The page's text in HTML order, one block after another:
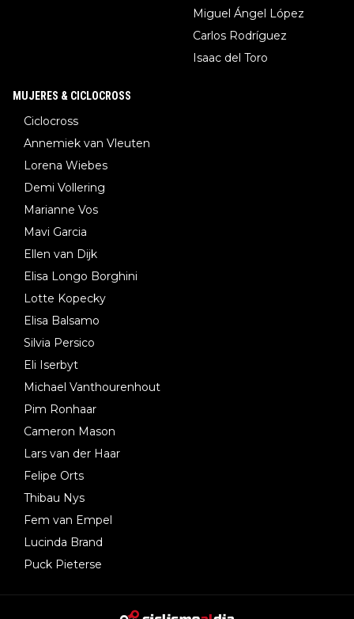
Miguel Ángel López
Carlos Rodríguez
Isaac del Toro
MUJERES & CICLOCROSS
Ciclocross
Annemiek van Vleuten
Lorena Wiebes
Demi Vollering
Marianne Vos
Mavi Garcia
Ellen van Dijk
Elisa Longo Borghini
Lotte Kopecky
Elisa Balsamo
Silvia Persico
Eli Iserbyt
Michael Vanthourenhout
Pim Ronhaar
Cameron Mason
Lars van der Haar
Felipe Orts
Thibau Nys
Fem van Empel
Lucinda Brand
Puck Pieterse